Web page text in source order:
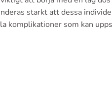
starkt att dessa
komplikationer som kan